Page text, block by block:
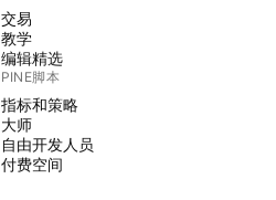
交易
教学
编辑精选
PINE脚本
指标和策略
大师
自由开发人员
付费空间